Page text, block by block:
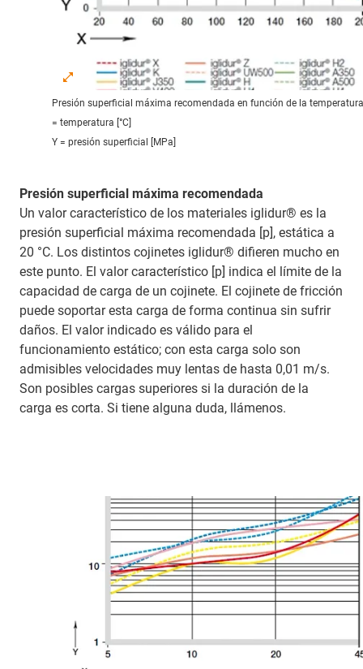
Presión superficial máxima recomendada en función de la
= temperatura [°C]
Y = presión superficial [MPa]
Presión superficial máxima recomendada
Un valor característico de los materiales iglidur® es la
presión superficial máxima recomendada [p], estática a
20 °C. Los distintos cojinetes iglidur® difieren mucho en
este punto. El valor característico [p] indica el límite de la
capacidad de carga de un cojinete. El cojinete de fricción
puede soportar esta carga de forma continua sin sufrir
daños. El valor indicado es válido para el
funcionamiento estático; con esta carga solo son
admisibles velocidades muy lentas de hasta 0,01 m/s.
Son posibles cargas superiores si la duración de la
carga es corta. Si tiene alguna duda, llámenos.